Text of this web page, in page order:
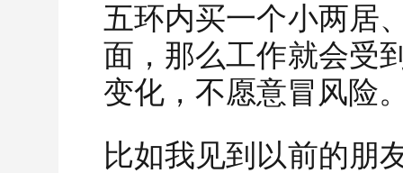
五环内买一个小两居
面，那么工作就会受
变化，不愿意冒风险
比如我见到以前的朋